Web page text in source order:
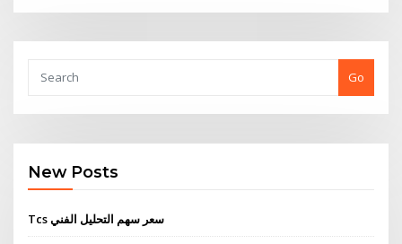
Go
New Posts
Tcs سعر سهم التحليل الفني